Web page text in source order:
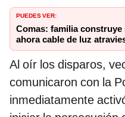
PUEDES VER:
Comas: familia
ahora cable de luz
Al oír los disparos,
comunicaron con la
inmediatamente